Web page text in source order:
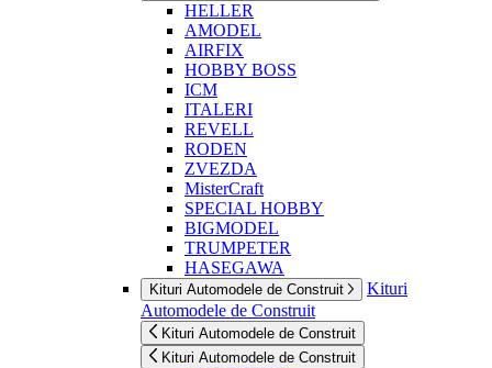
HELLER
AMODEL
AIRFIX
HOBBY BOSS
ICM
ITALERI
REVELL
RODEN
ZVEZDA
MisterCraft
SPECIAL HOBBY
BIGMODEL
TRUMPETER
HASEGAWA
Kituri Automodele de Construit
Kituri
Automodele de Construit
Kituri Automodele de Construit
Kituri Automodele de Construit